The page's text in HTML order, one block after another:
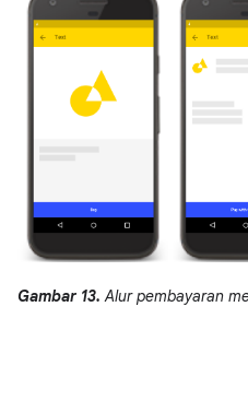
Gambar 13. Alur pembayaran